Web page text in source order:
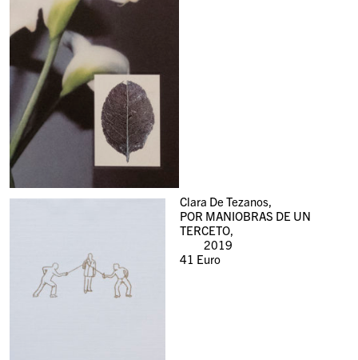
Clara De Tezanos,
POR MANIOBRAS DE UN
TERCETO,
2019
41 Euro